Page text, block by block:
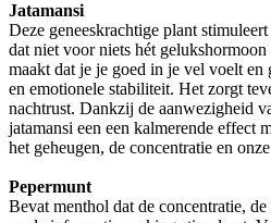
Jatamansi
Deze geneeskrachtige plant
dat niet voor niets hét
maakt dat je je goed in je vel voelt en
en emotionele stabiliteit. Het zorgt
nachtrust. Dankzij de aanwezigheid
jatamansi een een kalmerende effect
het geheugen, de concentratie en
Pepermunt
Bevat menthol dat de concentratie,